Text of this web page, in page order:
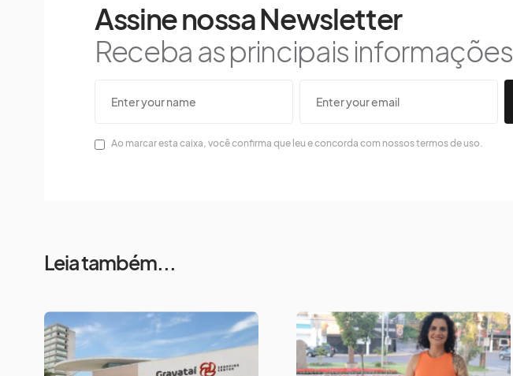
Assine nossa Newsletter
Receba as principais informações
Ao marcar esta caixa, você confirma que leu e concorda com nossos termos de uso.
Leia também...